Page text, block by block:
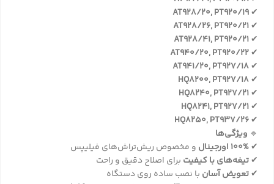
✔
AT928/20, PT920/19
✔
AT928/26, PT920/21
✔
AT928/41, PT920/21
✔
AT940/20, PT920/22
✔
AT941/20, PT927/18
✔
HQ8200, PT927/18
✔
HQ8240, PT927/21
✔
HQ8241, PT927/21
✔
HQ8250, PT937/26
🔹 ویژگی‌ها
✔100% اورجینال
و مخصوص ریش‌تراش‌های فیلیپس
✔تیغه‌های با کیفیت برای اصلاح دقیق و راحت
✔تعویض آسان با نصب ساده روی دستگاه